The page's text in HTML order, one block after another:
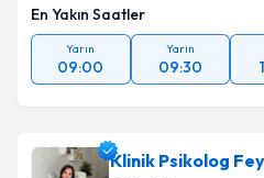
En Yakın Saatler
Yarın
09:00
Yarın
09:30
Klinik Psikolog